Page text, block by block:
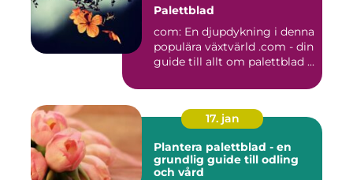
Palettblad
com: En djupdykning i denna
populära växtvärld .com - din
guide till allt om palettblad ...
17. jan
Plantera palettblad - en
grundlig guide till odling
och vård